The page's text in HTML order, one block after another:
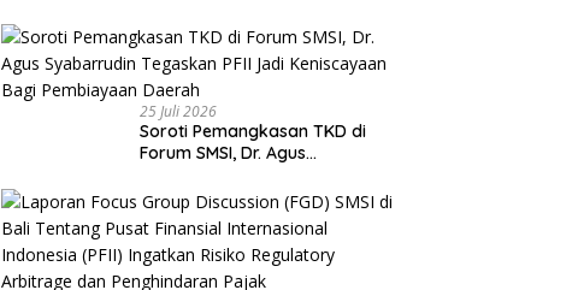
Pers dan Standar Dewan Pers
25 Juli 2026
Soroti Pemangkasan TKD di
Forum SMSI, Dr. Agus
Keniscayaan Bagi Pembiayaan
Daerah